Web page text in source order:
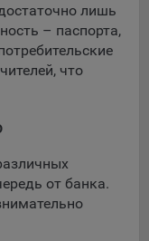
лишь
– паспорта,
что
от банка.